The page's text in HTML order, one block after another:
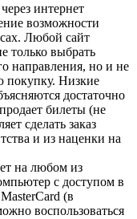
интернет
возможности
Любой сайт
только выбрать
направления, но и не
покупку. Низкие
достаточно
билеты (не
сделать заказ
и из наценки на
на любом из
с доступом в
(в
воспользоваться